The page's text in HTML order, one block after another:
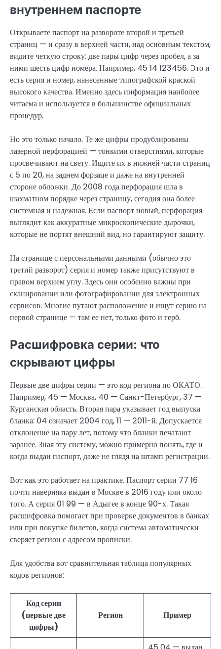
внутреннем паспорте
Открываете паспорт на развороте второй и третьей
страниц — и сразу в верхней части, над основным текстом,
видите четкую строку: две пары цифр через пробел, а за
ними шесть цифр номера. Например, 45 14 123456. Это и
есть серия и номер, нанесенные типографской краской
высокого качества. Именно здесь информация наиболее
читаема и используется в большинстве официальных
процедур.
Но это только начало. Те же цифры продублированы
лазерной перфорацией — тонкими отверстиями, которые
просвечивают на свету. Ищите их в нижней части страниц
с 5 по 20, на заднем форзаце и даже на внутренней
стороне обложки. До 2008 года перфорация шла в
шахматном порядке через страницу, сегодня она более
системная и надежная. Если паспорт новый, перфорация
выглядит как аккуратные микроскопические дырочки,
которые не портят внешний вид, но гарантируют защиту.
На странице с персональными данными (обычно это
третий разворот) серия и номер также присутствуют в
правом верхнем углу. Здесь они особенно важны при
сканировании или фотографировании для электронных
сервисов. Многие путают расположение и ищут серию на
первой странице — там ее нет, только фото и герб.
Расшифровка серии: что
скрывают цифры
Первые две цифры серии — это код региона по ОКАТО.
Например, 45 — Москва, 40 — Санкт-Петербург, 37 —
Курганская область. Вторая пара указывает год выпуска
бланка: 04 означает 2004 год, 11 — 2011-й. Допускается
отклонение на пару лет, потому что бланки печатают
заранее. Зная эту систему, можно примерно понять, где и
когда выдан паспорт, даже не глядя на штамп регистрации.
Вот как это работает на практике. Паспорт серии 77 16
почти наверняка выдан в Москве в 2016 году или около
того. А серия 01 99 — в Адыгее в конце 90-х. Такая
расшифровка помогает при проверке документов в банках
или при покупке билетов, когда система автоматически
сверяет регион с адресом прописки.
Для удобства вот сравнительная таблица популярных
кодов регионов:
Код серии
(первые две
цифры)
Регион Пример